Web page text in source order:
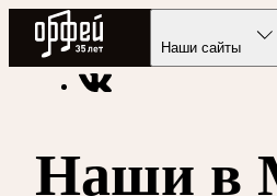
Радио Орфей
Наши сайты
Радио классической музыки
Наши в